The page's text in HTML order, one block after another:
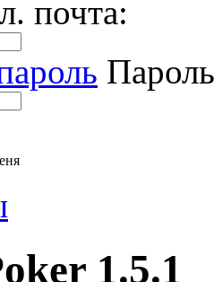
почта:
1.5.1